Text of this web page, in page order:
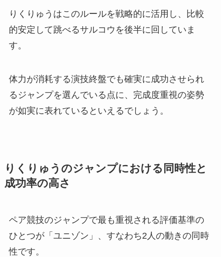
りくりゅうはこのルールを戦略的に活用し、比較
的安定して跳べるサルコウを後半に回していま
す。
体力が消耗する演技終盤でも確実に成功させられ
るジャンプを選んでいる点に、完成度重視の姿勢
が如実に表れているといえるでしょう。
りくりゅうのジャンプにおける同時性と
成功率の高さ
ペア競技のジャンプで最も重視される評価基準の
ひとつが「ユニゾン」、すなわち2人の動きの同時
性です。